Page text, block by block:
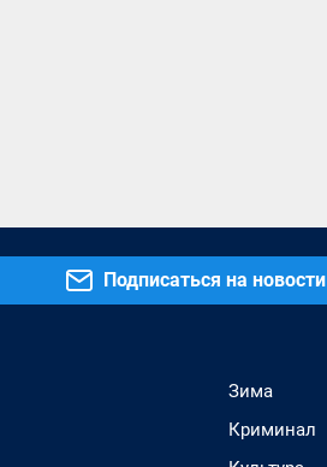
Подписаться на новости
Зима
Криминал